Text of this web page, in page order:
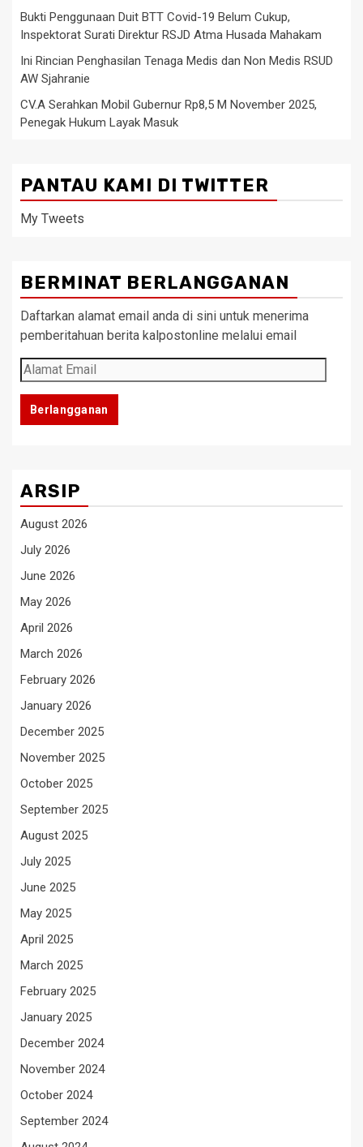
Bukti Penggunaan Duit BTT Covid-19 Belum Cukup,
Inspektorat Surati Direktur RSJD Atma Husada Mahakam
Ini Rincian Penghasilan Tenaga Medis dan Non Medis RSUD
AW Sjahranie
CV.A Serahkan Mobil Gubernur Rp8,5 M November 2025,
Penegak Hukum Layak Masuk
PANTAU KAMI DI TWITTER
My Tweets
BERMINAT BERLANGGANAN
Daftarkan alamat email anda di sini untuk menerima
pemberitahuan berita kalpostonline melalui email
Alamat
Email
Berlangganan
ARSIP
August 2026
July 2026
June 2026
May 2026
April 2026
March 2026
February 2026
January 2026
December 2025
November 2025
October 2025
September 2025
August 2025
July 2025
June 2025
May 2025
April 2025
March 2025
February 2025
January 2025
December 2024
November 2024
October 2024
September 2024